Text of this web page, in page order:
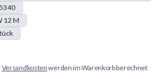
12 M
Versandkostenwerden im Warenkorb berechnet